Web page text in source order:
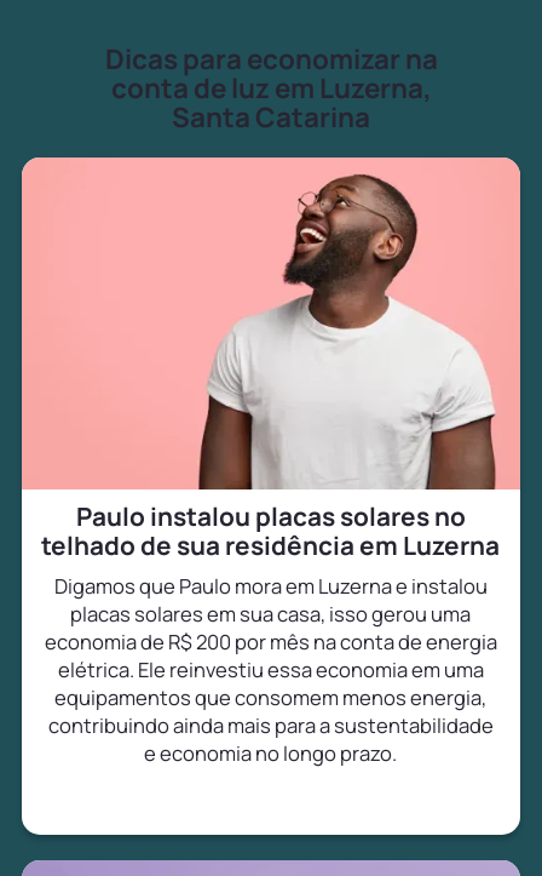
Dicas para economizar na
conta de luz em Luzerna,
Santa Catarina
Paulo instalou placas solares no
telhado de sua residência em Luzerna
Digamos que Paulo mora em Luzerna e instalou
placas solares em sua casa, isso gerou uma
economia de R$ 200 por mês na conta de energia
elétrica. Ele reinvestiu essa economia em uma
equipamentos que consomem menos energia,
contribuindo ainda mais para a sustentabilidade
e economia no longo prazo.